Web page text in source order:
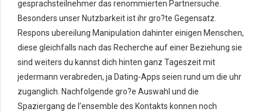
gesprachsteilnehmer das renommierten Partnersuche.
Besonders unser Nutzbarkeit ist ihr gro?te Gegensatz.
Respons ubereilung Manipulation dahinter einigen Menschen,
diese gleichfalls nach das Recherche auf einer Beziehung sie
sind weiters du kannst dich hinten ganz Tageszeit mit
jedermann verabreden, ja Dating-Apps seien rund um die uhr
zuganglich. Nachfolgende gro?e Auswahl und die
Spaziergang de l’ensemble des Kontakts konnen noch